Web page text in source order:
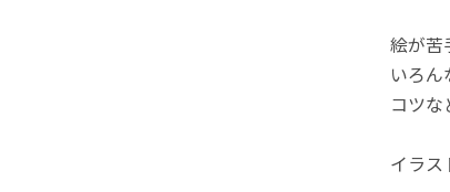
絵が苦
いろ
コツ
イラス